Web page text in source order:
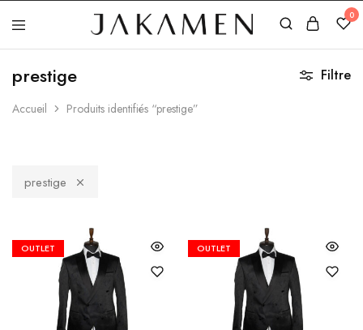
Jakamen
Algérie
0
prestige
Accueil Produits identifiés “prestige”
Filtre
prestige
OUTLET OUTLET